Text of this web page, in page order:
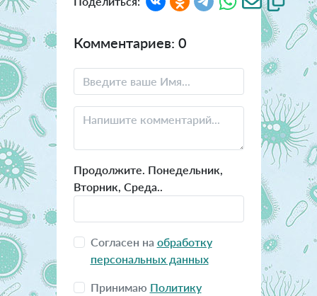
Комментариев: 0
Продолжите. Понедельник,
Вторник, Среда..
Согласен на обработку
персональных данных
Принимаю Политику